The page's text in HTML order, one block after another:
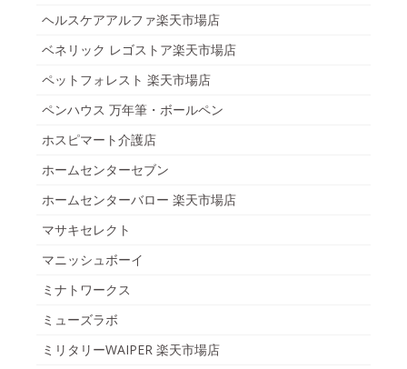
ヘルスケアアルファ楽天市場店
ベネリック レゴストア楽天市場店
ペットフォレスト 楽天市場店
ペンハウス 万年筆・ボールペン
ホスピマート介護店
ホームセンターセブン
ホームセンターバロー 楽天市場店
マサキセレクト
マニッシュボーイ
ミナトワークス
ミューズラボ
ミリタリーWAIPER 楽天市場店